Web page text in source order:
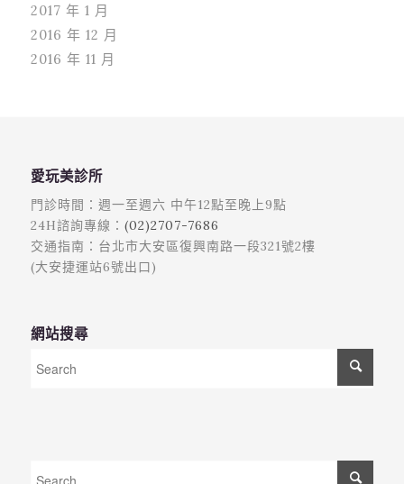
2017 年 1 月
2016 年 12 月
2016 年 11 月
愛玩美診所
門診時間：週一至週六 中午12點至晚上9點
24H諮詢專線： (02)2707-7686
交通指南：台北市大安區復興南路一段321號2樓
(大安捷運站6號出口)
網站搜尋